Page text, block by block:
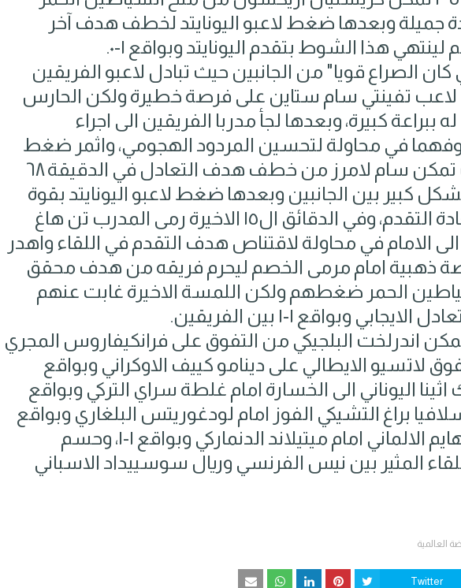
جميلة وبعدها ضغط لاعبو اليونايتد لخطف هدف آخر
هذا الشوط بتقدم اليونايتد وبواقع ١-٠.
الصراع قويا" من الجانبين حيث تبادل لاعبو الفريقين
تفينتي سام ستاين على فرصة خطيرة ولكن الحارس
ببراعة كبيرة، وبعدها لجأ مدربا الفريقين الى اجراء
في محاولة لتحسين المردود الهجومي، واثمر ضغط
لاعبي تفينتي حيث تمكن سام لامرز من خطف هدف التعادل في الدقيقة ٦٨
كبير بين الجانبين وبعدها ضغط لاعبو اليونايتد بقوة
في محاولة لاستعادة التقدم، وفي الدقائق ال١٥ الاخيرة رمى المدرب تن هاغ
الى الامام في محاولة لاقتناص هدف التقدم في اللقاء واهدر
ذهبية امام مرمى الخصم ليحرم فريقه من هدف محقق
الحمر ضغطهم ولكن اللمسة الاخيرة غابت عنهم
وبواقع ١-١ بين الفريقين.
اندرلخت البلجيكي من التفوق على فرانكيفاروس المجري
بينما تفوق ​لاتسيو​ الايطالي على دينامو كييف الاوكراني وبواقع
اثينا اليوناني الى الخسارة امام ​غلطة سراي​ التركي وبواقع
سلافيا براغ التشيكي الفوز امام لودغوريتس البلغاري وبواقع
٢-٠، وتعادل هوفنهايم الالماني امام ميتيلاند الدنماركي وبواقع ١-١، وحسم
المثير بين نيس الفرنسي وريال سوسييداد الاسباني
العالمية
Twitter